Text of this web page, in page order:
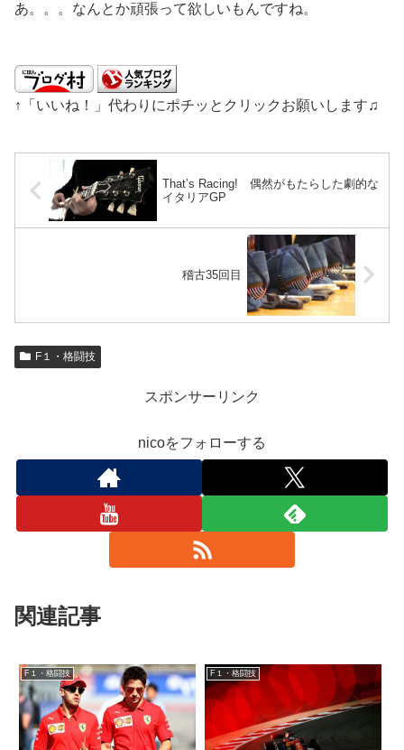
あ。。。なんとか頑張って欲しいもんですね。
↑「いいね！」代わりにポチッとクリックお願いします♫
That’s Racing! 偶然がもたらした劇的な
イタリアGP
稽古35回目
F１・格闘技
スポンサーリンク
nicoをフォローする
関連記事
F１・格闘技 F１・格闘技